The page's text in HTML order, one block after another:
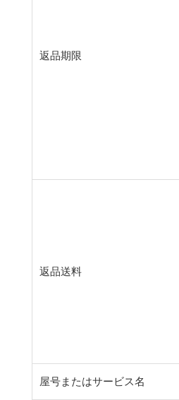
返品期限
返品送料
屋号またはサービス名